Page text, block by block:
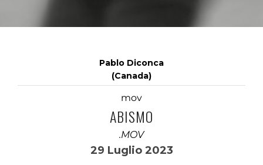
Pablo Diconca
(Canada)
mov
ABISMO
.MOV
29 Luglio 2023